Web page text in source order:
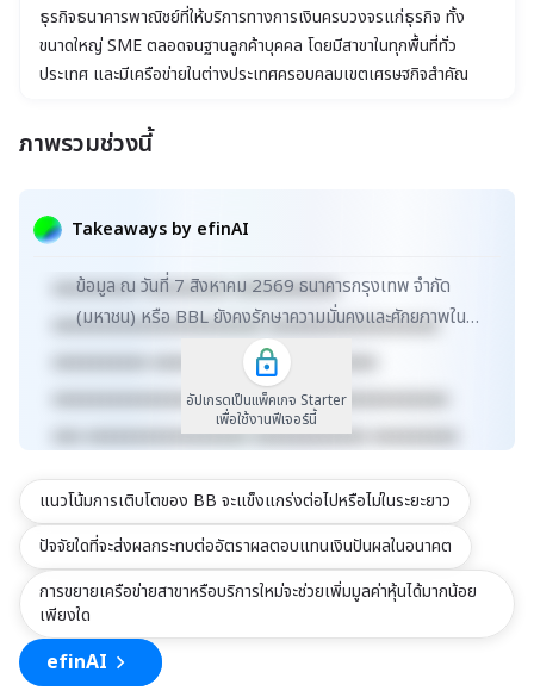
ธุรกิจธนาคารพาณิชย์ที่ให้บริการทางการเงินครบวงจรแก่ธุรกิจ ทั้ง
ขนาดใหญ่ SME ตลอดจนฐานลูกค้าบุคคล โดยมีสาขาในทุกพื้นที่ทั่ว
ประเทศ และมีเครือข่ายในต่างประเทศครอบคลุมเขตเศรษฐกิจสำคัญ
ภาพรวมช่วงนี้
Takeaways by efinAI
xxxxx xxxxxxxxxxxxxxxxxxxxxxxxxxxxxx
xxxxxxxxxxxxxxxxxx xxxxxxxxxxxxxxx xxxxx
xxxxxxxxx xxxxxxxxx xxxxxxxxxxx
xxxxxxxxxxxxxxxxxxxxxx xxxxxxxxxxxxxxxxxx
xxxxxxxxxx xxxxxxxxxxxxx xxxxxxxxxx
xxxxxxxxxxxxxxxxxxxxxxxxxx xxxxxxxxxxxxxxx
xxx xxxxxxxxxxxxxxxxx xxxxxxxxxxxx xxxxxxxxx
xxxxxxxxxxx xxxxxxxx xxxxxxxxxxxxxxxxxxxxxxx
xxxxxxxxxxxxxxxxxxx xxxxx
xxxxxxxxxxxxxxxxxxxxxxxxxxxxxx
ข้อมูล ณ วันที่ 7 สิงหาคม 2569 ธนาคารกรุงเทพ จำกัด
(มหาชน) หรือ BBL ยังคงรักษาความมั่นคงและศักยภาพใน
ธุรกิจธนาคารพาณิชย์ครบวงจร ด้วยมูลค่าตลาดที่เพิ่มข...
อัปเกรดเป็นแพ็คเกจ Starter
เพื่อใช้งานฟีเจอร์นี้
แนวโน้มการเติบโตของ BB จะแข็งแกร่งต่อไปหรือไม่ในระยะยาว
ปัจจัยใดที่จะส่งผลกระทบต่ออัตราผลตอบแทนเงินปันผลในอนาคต
การขยายเครือข่ายสาขาหรือบริการใหม่จะช่วยเพิ่มมูลค่าหุ้นได้มากน้อย
เพียงใด
efinAI